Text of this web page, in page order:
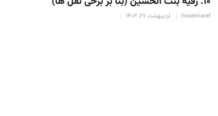
hoseiniaref اردیبهشت 27, 1403